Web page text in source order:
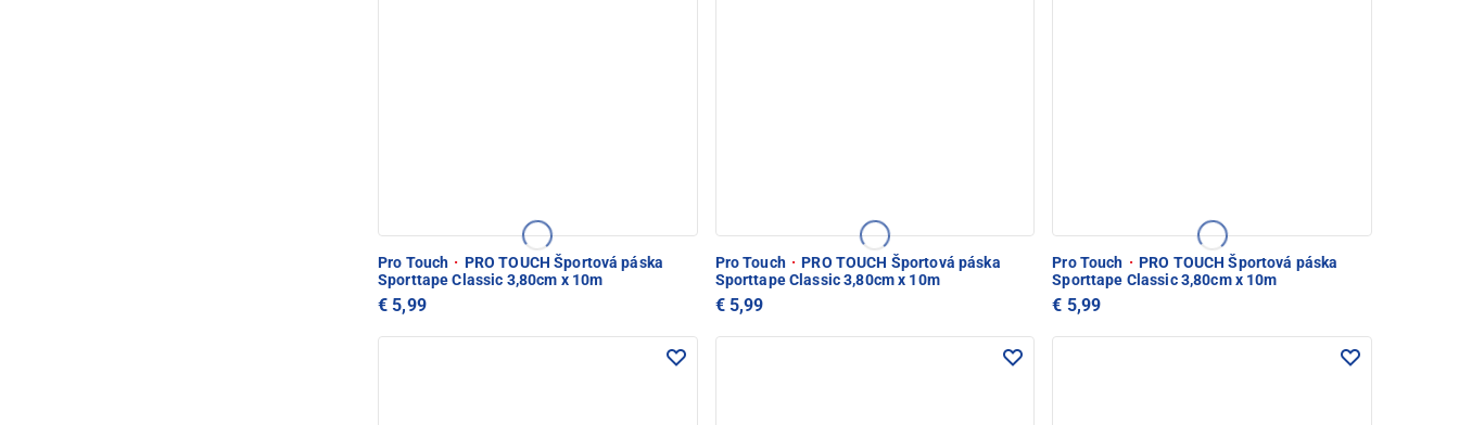
Pro Touch · PRO TOUCH Športová páska
Sporttape Classic 3,80cm x 10m
€ 5,99
Pro Touch · PRO TOUCH Športová páska
Sporttape Classic 3,80cm x 10m
€ 5,99
Pro Touch · PRO TOUCH Športová páska
Sporttape Classic 3,80cm x 10m
€ 5,99